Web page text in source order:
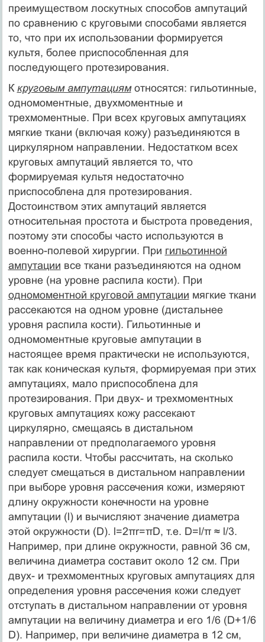
преимуществом лоскутных способов ампутаций
по сравнению с круговыми способами является
то, что при их использовании формируется
культя, более приспособленная для
последующего протезирования.
К круговым ампутациямотносятся: гильотинные,
одномоментные, двухмоментные и
трехмоментные. При всех круговых ампутациях
мягкие ткани (включая кожу) разъединяются в
циркулярном направлении. Недостатком всех
круговых ампутаций является то, что
формируемая культя недостаточно
приспособлена для протезирования.
Достоинством этих ампутаций является
относительная простота и быстрота проведения,
поэтому эти способы часто используются в
военно-полевой хирургии. При гильотинной
ампутации все ткани разъединяются на одном
уровне (на уровне распила кости). При
одномоментной круговой ампутации мягкие ткани
рассекаются на одном уровне (дистальнее
уровня распила кости). Гильотинные и
одномоментные круговые ампутации в
настоящее время практически не используются,
так как коническая культя, формируемая при этих
ампутациях, мало приспособлена для
протезирования. При двух- и трехмоментных
круговых ампутациях кожу рассекают
циркулярно, смещаясь в дистальном
направлении от предполагаемого уровня
распила кости. Чтобы рассчитать, на сколько
следует смещаться в дистальном направлении
при выборе уровня рассечения кожи, измеряют
длину окружности конечности на уровне
ампутации (l) и вычисляют значение диаметра
этой окружности (D). l=2πr=πD, т.е. D=l/π ≈ l/3.
Например, при длине окружности, равной 36 см,
величина диаметра составит около 12 см. При
двух- и трехмоментных круговых ампутациях для
определения уровня рассечения кожи следует
отступать в дистальном направлении от уровня
ампутации на величину диаметра и его 1/6 (D+1/6
D). Например, при величине диаметра в 12 см,